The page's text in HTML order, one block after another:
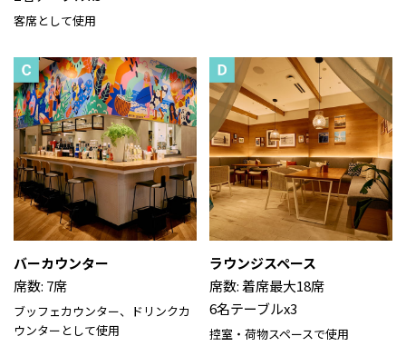
客席として使用
バーカウンター
席数: 7席
ブッフェカウンター、ドリンクカ
ウンターとして使⽤
ラウンジスペース
席数: 着席最大18席
6名テーブルx3
控室・荷物スペースで使⽤